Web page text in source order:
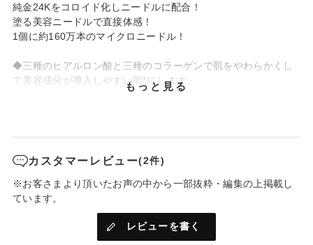
純金24Kをコロイド化しニードルに配合！
塗る美容ニードルで直接体感！
1個に約160万本のマイクロニードル！
◆三種のヒアルロン酸と三種のコラーゲンで肌をやわらかくし
て美容成分が導入しやすい肌*にします。
【ご使用方法 】
目のキワ、唇を避けてお顔全体になじませます。
悩みが深い部分は重ねづけすることをお勧めします。
個人差はありますがピリピリと刺激を感じる方もいます。
もっと見る
カスタマーレビュー(2件)
※お客さまより頂いたお声の中から一部抜粋・編集の上掲載し
ています。
レビューを書く